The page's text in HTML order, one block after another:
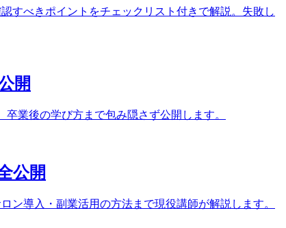
すべきポイントをチェックリスト付きで解説。失敗し
開
業後の学び方まで包み隠さず公開します。
公開
ン導入・副業活用の方法まで現役講師が解説します。